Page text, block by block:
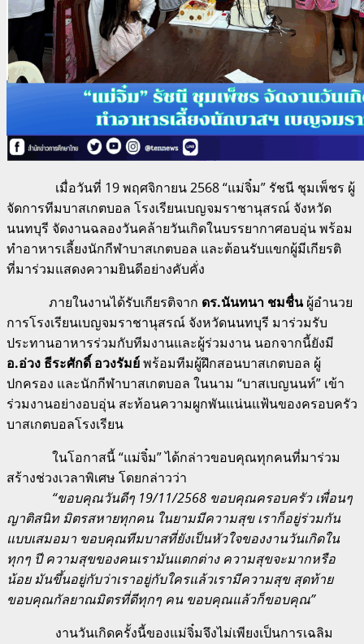
เมื่อวันที่ 19 พฤศจิกายน 2568 “แม่จิ๋ม” รัชนี ชุมเพ็ชร ผู้
จัดการทีมบาสเกตบอล โรงเรียนเบญจมราชานุสรณ์ จังหวัด
นนทบุรี จัดงานฉลองวันคล้ายวันเกิดในบรรยากาศอบอุ่น พร้อม
ทำอาหารเลี้ยงนักกีฬาบาสเกตบอล และต้อนรับแขกผู้มีเกียรติ
ที่มาร่วมแสดงความยินดีอย่างคับคั่ง
ภายในงานได้รับเกียรติจาก ดร.นันทนา ชมชื่นผู้อำนวย
การโรงเรียนเบญจมราชานุสรณ์ จังหวัดนนทบุรี มาร่วมรับ
ประทานอาหารร่วมกับทีมงานและผู้ร่วมงาน นอกจากนี้ยังมี
อ.อ่วง ธีระศักดิ์ อวงรัมย์พร้อมทีมผู้ฝึกสอนบาสเกตบอล ผู้
ปกครอง และนักกีฬาบาสเกตบอล ในนาม “บาสเบญนนท์” เข้า
ร่วมงานอย่างอบอุ่น สะท้อนความผูกพันแน่นแฟ้นของครอบครัว
บาสเกตบอลโรงเรียน
ในโอกาสนี้ “แม่จิ๋ม” ได้กล่าวขอบคุณทุกคนที่มาร่วม
สร้างช่วงเวลาพิเศษ โดยกล่าวว่า
“ขอบคุณวันดีๆ 19/11/2568 ขอบคุณครอบครัว เพื่อนๆ
ญาติสนิท มิตรสหายทุกคน ในยามมีความสุข เราก็อยู่ร่วมกัน
แบบเสมอมา ขอบคุณทีมบาสที่ยังเป็นหัวใจของงานวันเกิดใน
ทุกๆ ปี ความสุขของคนเรามันแตกต่าง ความสุขจะมากหรือ
น้อย มันขึ้นอยู่กับว่าเราอยู่กับใครแล้วเรามีความสุข สุดท้าย
ขอบคุณกัลยาณมิตรที่ดีทุกๆ คน ขอบคุณแล้วก็ขอบคุณ”
งานวันเกิดครั้งนี้ของแม่จิ๋มจึงไม่เพียงเป็นการเฉลิม